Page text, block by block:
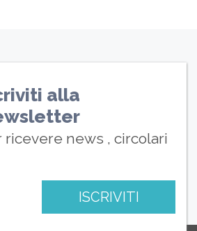
alla
ricevere news , circolari
ISCRIVITI